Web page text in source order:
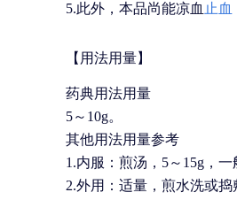
5.此外，本品尚能凉血止血
【用法用量】
药典用法用量
5～10g。
其他用法用量参考
1.内服：煎汤，5～15g，
2.外用：适量，煎水洗或捣